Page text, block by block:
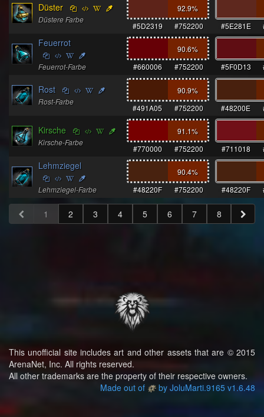
Düster
Düstere Farbe
92.9%
#5D2319
#752200 #5E281E
Feuerrot
Feuerrot-Farbe
90.6%
#660006
#752200 #5F0D13
Rost
Rost-Farbe
90.9%
#491A05
#752200 #48200E
Kirsche
Kirsche-Farbe
91.1%
#770000
#752200 #711018
Lehmziegel
Lehmziegel-Farbe
90.4%
#48220F
#752200 #48220F
1 2 3 4 5 6 7 8
This unofficial site includes art and other assets that are © 2015
ArenaNet, Inc. All rights reserved.
All other trademarks are the property of their respective owners.
Made out of
by JoluMarti.9165 v1.6.48